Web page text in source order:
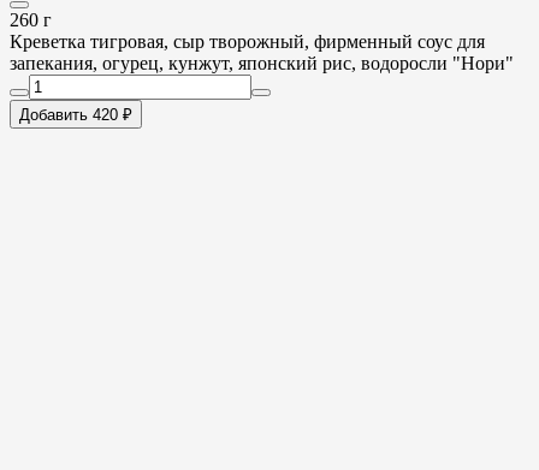
260 г
Креветка тигровая, сыр творожный, фирменный соус для
запекания, огурец, кунжут, японский рис, водоросли "Нори"
Добавить 420 ₽